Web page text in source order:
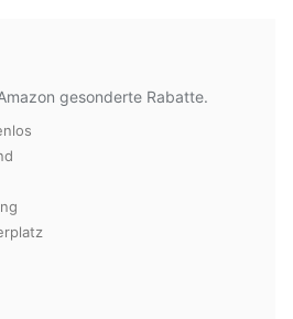
gesonderte Rabatte.